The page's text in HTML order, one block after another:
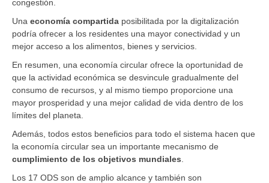
congestión.
Una economía compartida posibilitada por la digitalización
podría ofrecer a los residentes una mayor conectividad y un
mejor acceso a los alimentos, bienes y servicios.
En resumen, una economía circular ofrece la oportunidad de
que la actividad económica se desvincule gradualmente del
consumo de recursos, y al mismo tiempo proporcione una
mayor prosperidad y una mejor calidad de vida dentro de los
límites del planeta.
Además, todos estos beneficios para todo el sistema hacen que
la economía circular sea un importante mecanismo de
cumplimiento de los objetivos mundiales
Los 17 ODS son de amplio alcance y también son